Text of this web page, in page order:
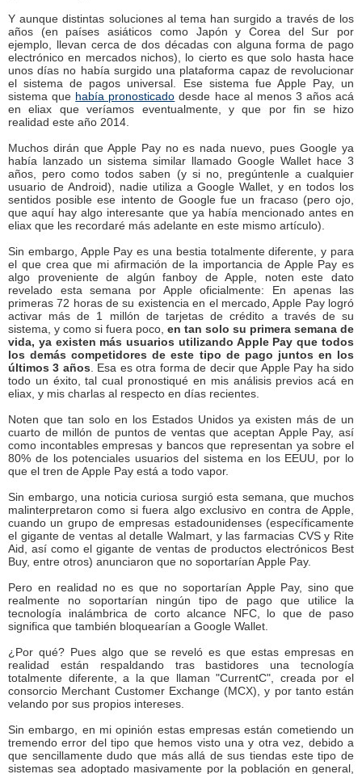
Y aunque distintas soluciones al tema han surgido a través de los
años (en países asiáticos como Japón y Corea del Sur por
ejemplo, llevan cerca de dos décadas con alguna forma de pago
electrónico en mercados nichos), lo cierto es que solo hasta hace
unos días no había surgido una plataforma capaz de revolucionar
el sistema de pagos universal. Ese sistema fue Apple Pay, un
sistema que había pronosticado desde hace al menos 3 años acá
en eliax que veríamos eventualmente, y que por fin se hizo
realidad este año 2014.
Muchos dirán que Apple Pay no es nada nuevo, pues Google ya
había lanzado un sistema similar llamado Google Wallet hace 3
años, pero como todos saben (y si no, pregúntenle a cualquier
usuario de Android), nadie utiliza a Google Wallet, y en todos los
sentidos posible ese intento de Google fue un fracaso (pero ojo,
que aquí hay algo interesante que ya había mencionado antes en
eliax que les recordaré más adelante en este mismo artículo).
Sin embargo, Apple Pay es una bestia totalmente diferente, y para
el que crea que mi afirmación de la importancia de Apple Pay es
algo proveniente de algún fanboy de Apple, noten este dato
revelado esta semana por Apple oficialmente: En apenas las
primeras 72 horas de su existencia en el mercado, Apple Pay logró
activar más de 1 millón de tarjetas de crédito a través de su
sistema, y como si fuera poco, en tan solo su primera semana de
vida, ya existen más usuarios utilizando Apple Pay que todos
los demás competidores de este tipo de pago juntos en los
últimos 3 años . Esa es otra forma de decir que Apple Pay ha sido
todo un éxito, tal cual pronostiqué en mis análisis previos acá en
eliax, y mis charlas al respecto en días recientes.
Noten que tan solo en los Estados Unidos ya existen más de un
cuarto de millón de puntos de ventas que aceptan Apple Pay, así
como incontables empresas y bancos que representan ya sobre el
80% de los potenciales usuarios del sistema en los EEUU, por lo
que el tren de Apple Pay está a todo vapor.
Sin embargo, una noticia curiosa surgió esta semana, que muchos
malinterpretaron como si fuera algo exclusivo en contra de Apple,
cuando un grupo de empresas estadounidenses (específicamente
el gigante de ventas al detalle Walmart, y las farmacias CVS y Rite
Aid, así como el gigante de ventas de productos electrónicos Best
Buy, entre otros) anunciaron que no soportarían Apple Pay.
Pero en realidad no es que no soportarían Apple Pay, sino que
realmente no soportarían ningún tipo de pago que utilice la
tecnología inalámbrica de corto alcance NFC, lo que de paso
significa que también bloquearían a Google Wallet.
¿Por qué? Pues algo que se reveló es que estas empresas en
realidad están respaldando tras bastidores una tecnología
totalmente diferente, a la que llaman "CurrentC", creada por el
consorcio Merchant Customer Exchange (MCX), y por tanto están
velando por sus propios intereses.
Sin embargo, en mi opinión estas empresas están cometiendo un
tremendo error del tipo que hemos visto una y otra vez, debido a
que sencillamente dudo que más allá de sus tiendas este tipo de
sistemas sea adoptado masivamente por la población en general,